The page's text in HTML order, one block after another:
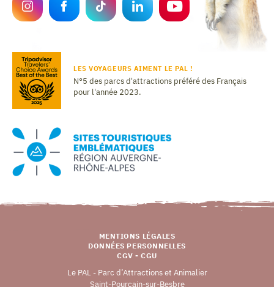
LES VOYAGEURS AIMENT LE PAL !
N°5 des parcs d'attractions préféré des Français
pour l'année 2023.
MENTIONS LÉGALES
DONNÉES PERSONNELLES
CGV - CGU
Le PAL - Parc d’Attractions et Animalier
Saint-Pourçain-sur-Besbre